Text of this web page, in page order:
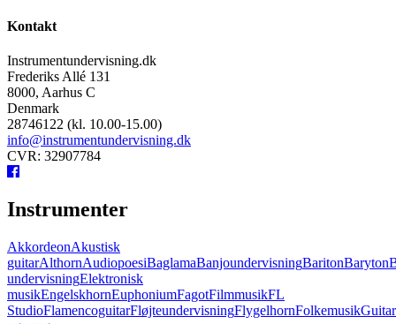
Kontakt
Instrumentundervisning.dk
Frederiks Allé 131
8000, Aarhus C
Denmark
28746122 (kl. 10.00-15.00)
info@instrumentundervisning.dk
CVR: 32907784
Instrumenter
AkkordeonAkustisk
guitarAlthornAudiopoesiBaglamaBanjoundervisningBaritonBaryton
undervisningElektronisk
musikEngelskhornEuphoniumFagotFilmmusikFL
StudioFlamencoguitarFløjteundervisningFlygelhornFolkemusik